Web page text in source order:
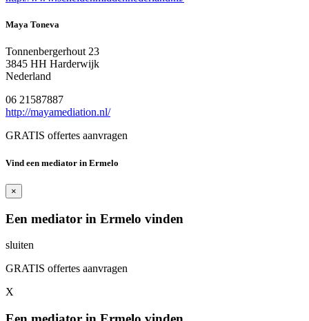
Maya Toneva
Tonnenbergerhout 23
3845 HH Harderwijk
Nederland
06 21587887
http://mayamediation.nl/
GRATIS offertes aanvragen
Vind een mediator in Ermelo
×
Een mediator in Ermelo vinden
sluiten
GRATIS offertes aanvragen
X